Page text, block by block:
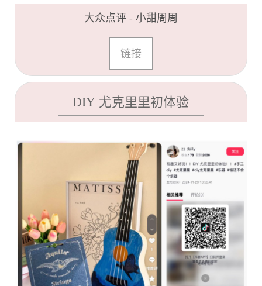
大众点评 - 小甜周周
链接
DIY 尤克里里初体验